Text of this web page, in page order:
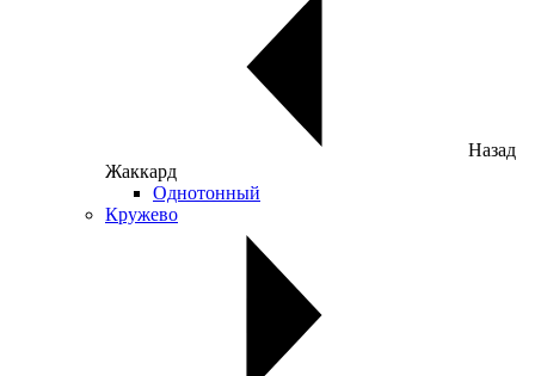
Назад
Жаккард
Однотонный
Кружево